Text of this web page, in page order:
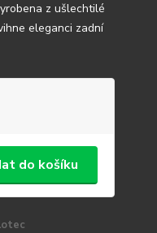
z ušlechtilé
eleganci zadní
do košíku